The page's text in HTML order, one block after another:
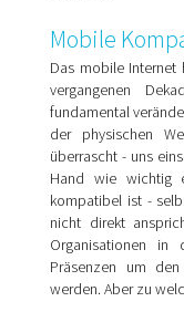
Mobile
Das mobile Internet
vergangenen
fundamental
der physischen
überrascht - uns
Hand wie wichtig
kompatibel ist -
nicht direkt
Organisationen in
Präsenzen um
werden. Aber zu